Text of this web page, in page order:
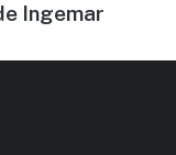
Ingemar